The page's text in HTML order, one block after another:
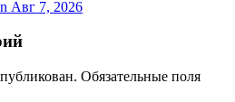
Авг 7, 2026
Обязательные поля